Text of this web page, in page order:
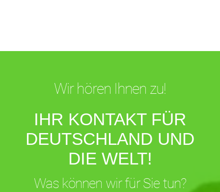
Wir hören Ihnen zu!
IHR KONTAKT FÜR
DEUTSCHLAND UND
DIE WELT!
Was können wir für Sie tun?